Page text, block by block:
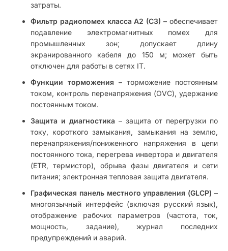
затраты.
Фильтр радиопомех класса A2 (C3) – обеспечивает
подавление электромагнитных помех для
промышленных зон; допускает длину
экранированного кабеля до 150 м; может быть
отключен для работы в сетях IT.
Функции торможения – торможение постоянным
током, контроль перенапряжения (OVC), удержание
постоянным током.
Защита и диагностика – защита от перегрузки по
току, короткого замыкания, замыкания на землю,
перенапряжения/пониженного напряжения в цепи
постоянного тока, перегрева инвертора и двигателя
(ETR, термистор), обрыва фазы двигателя и сети
питания; электронная тепловая защита двигателя.
Графическая панель местного управления (GLCP) –
многоязычный интерфейс (включая русский язык),
отображение рабочих параметров (частота, ток,
мощность, задание), журнал последних
предупреждений и аварий.